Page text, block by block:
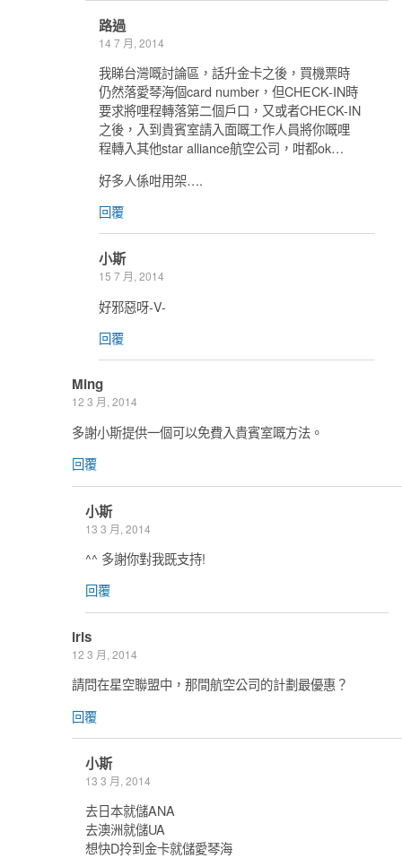
路過
14 7 月, 2014
我睇台灣嘅討論區，話升金卡之後，買機票時
仍然落愛琴海個card number，但CHECK-IN時
要求將哩程轉落第二個戶口，又或者CHECK-IN
之後，入到貴賓室請入面嘅工作人員將你嘅哩
程轉入其他star alliance航空公司，咁都ok…
好多人係咁用架….
回覆
小斯
15 7 月, 2014
好邪惡呀-V-
回覆
Ming
12 3 月, 2014
多謝小斯提供一個可以免費入貴賓室嘅方法。
回覆
小斯
13 3 月, 2014
^^ 多謝你對我既支持!
回覆
iris
12 3 月, 2014
請問在星空聯盟中，那間航空公司的計劃最優惠？
回覆
小斯
13 3 月, 2014
去日本就儲ANA
去澳洲就儲UA
想快D拎到金卡就儲愛琴海